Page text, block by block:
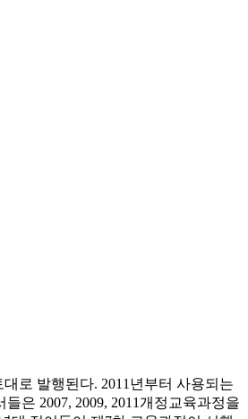
로 발행된다. 2011년부터 사용되는
은 2007, 2009, 2011개정교육과정을